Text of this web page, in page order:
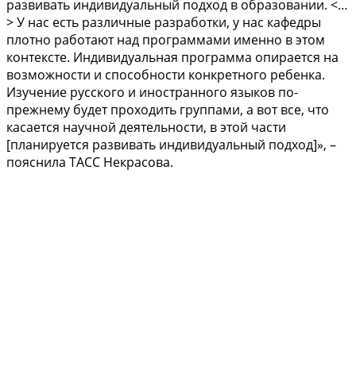
развивать индивидуальный подход в образовании. <…
> У нас есть различные разработки, у нас кафедры
плотно работают над программами именно в этом
контексте. Индивидуальная программа опирается на
возможности и способности конкретного ребенка.
Изучение русского и иностранного языков по-
прежнему будет проходить группами, а вот все, что
касается научной деятельности, в этой части
[планируется развивать индивидуальный подход]», –
пояснила ТАСС Некрасова.